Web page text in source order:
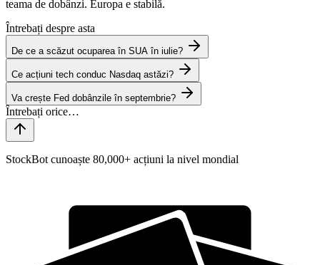
teama de dobânzi. Europa e stabilă.
Întrebați despre asta
De ce a scăzut ocuparea în SUA în iulie?
Ce acțiuni tech conduc Nasdaq astăzi?
Va crește Fed dobânzile în septembrie?
StockBot cunoaște 80,000+ acțiuni la nivel mondial